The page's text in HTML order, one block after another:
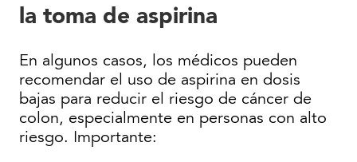
la toma de aspirina
En algunos casos, los médicos pueden
recomendar el uso de aspirina en dosis
bajas para reducir el riesgo de cáncer de
colon, especialmente en personas con alto
riesgo. Importante: